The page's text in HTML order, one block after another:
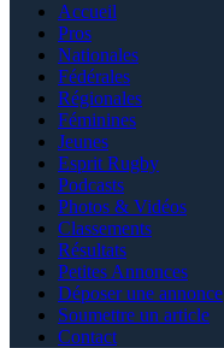
Accueil
Pros
Nationales
Fédérales
Régionales
Féminines
Jeunes
Esprit Rugby
Podcasts
Photos & Vidéos
Classements
Résultats
Petites Annonces
Déposer une annonce
Soumettre un article
Contact